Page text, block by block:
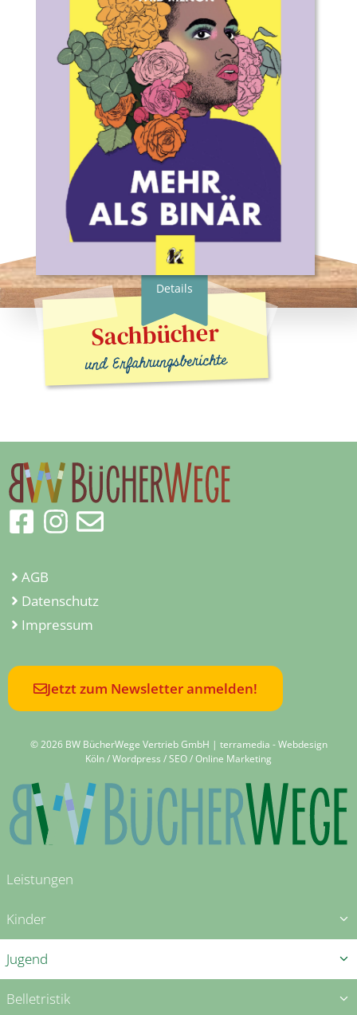
Buchautor:in:Alok Vaid-Menon
Illustrator:in:Julius Thesing
Übersetzer:in:Linus Giese
Verlag:Zuckersüß SPARK Verlag
Genre:Sachbuch
Gebunden
108
ISBN:978-3-949315-24-4
Preis:
Erscheingsdatum:21.09.22
zum Shop
Details
Sachbücher
und Erfahrungsberichte
AGB
Datenschutz
Impressum
Jetzt zum Newsletter anmelden!
© 2026 BW BücherWege Vertrieb GmbH | terramedia - Webdesign
Köln / Wordpress / SEO / Online Marketing
Leistungen
Kinder
Jugend
Belletristik